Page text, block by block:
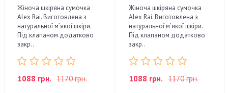
Жіноча шкіряна сумочка
Alex Rai. Виготовлена з
натуральної м’якої шкіри.
Під клапаном додатково
закр..
1088 грн. 1170 грн.
Жіноча шкіряна сумочка
Alex Rai. Виготовлена з
натуральної м’якої шкіри.
Під клапаном додатково
закр..
1088 грн. 1170 грн.